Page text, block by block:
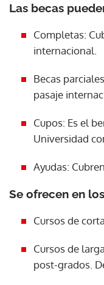
Las becas
Completas:
internacional.
Becas
pasaje
Cupos: Es el
Universidad
Ayudas:
Se ofrecen en
Cursos de
Cursos de
post-grados.